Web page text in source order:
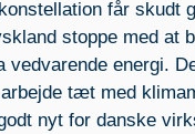
får skudt
stoppe med at
vedvarende energi.
tæt med
nyt for danske